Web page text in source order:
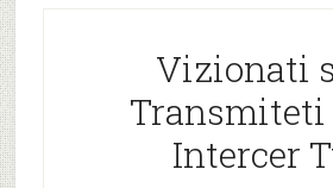
Vizionati
Intercer